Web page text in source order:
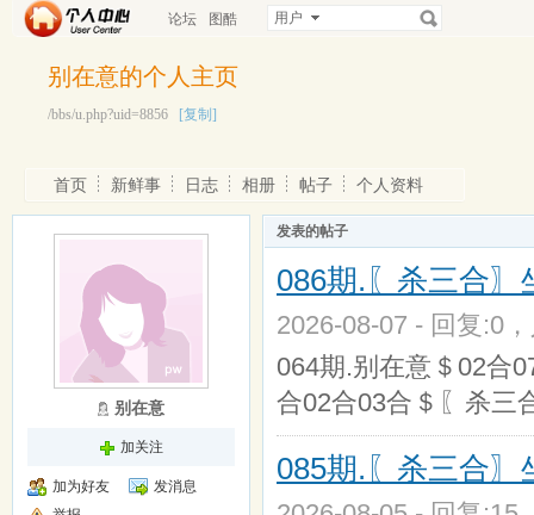
论坛 图酷 用户
别在意的个人主页
/bbs/u.php?uid=8856 [复制]
首页 新鲜事 日志 相册 帖子 个人资料
别在意
加关注
加为好友
发消息
发表的帖子
086期.〖杀三合〗
2026-08-07 - 回复:0
064期.别在意＄02合
合02合03合＄〖杀三
085期.〖杀三合〗